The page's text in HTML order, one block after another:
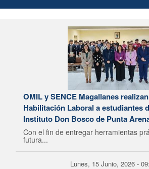
OMIL y SENCE Magallanes
Habilitación Laboral a estudiantes
Instituto Don Bosco de Punta
Con el fin de entregar herramientas
futura...
Lunes, 15 Junio, 2026 -